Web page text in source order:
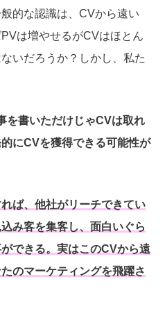
的な認識は、CVから遠い
は増やせるがCVはほとん
いだろうか？しかし、私た
を書いただけじゃCVは取れ
にCVを獲得できる可能性が
ば、他社がリーチできてい
み客を集客し、面白いぐら
できる。実はこのCVから遠
のマーケティングを飛躍さ